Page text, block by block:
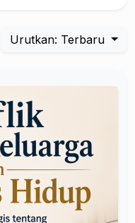
Urutkan: Terbaru